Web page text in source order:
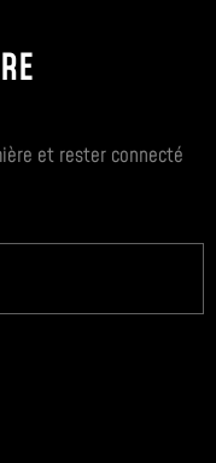
et rester connecté